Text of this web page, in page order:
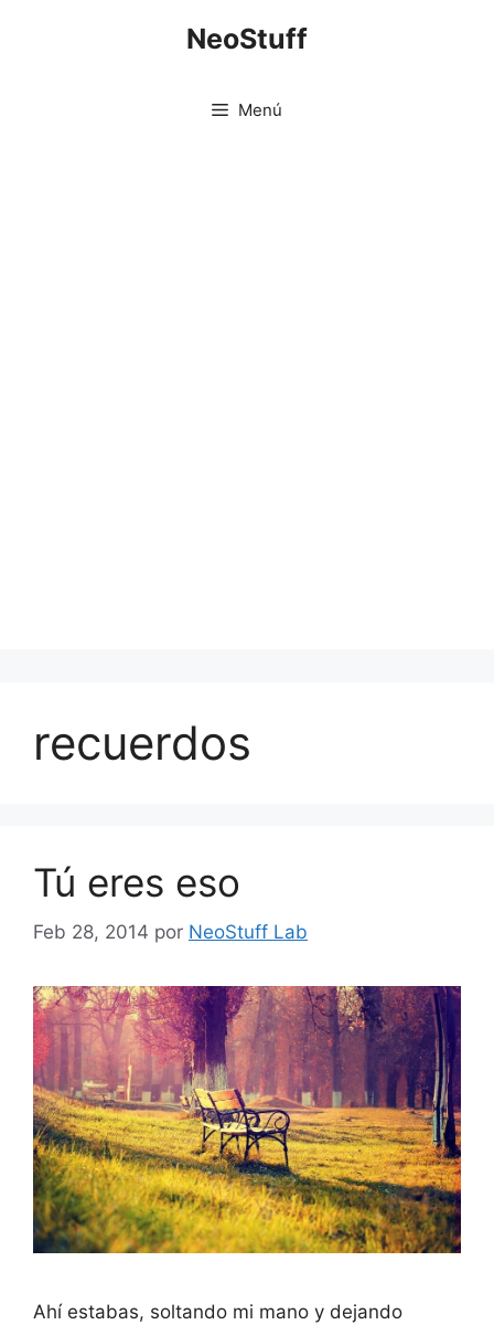
NeoStuff
Menú
recuerdos
Tú eres eso
Feb 28, 2014 por NeoStuff Lab
Ahí estabas, soltando mi mano y dejando